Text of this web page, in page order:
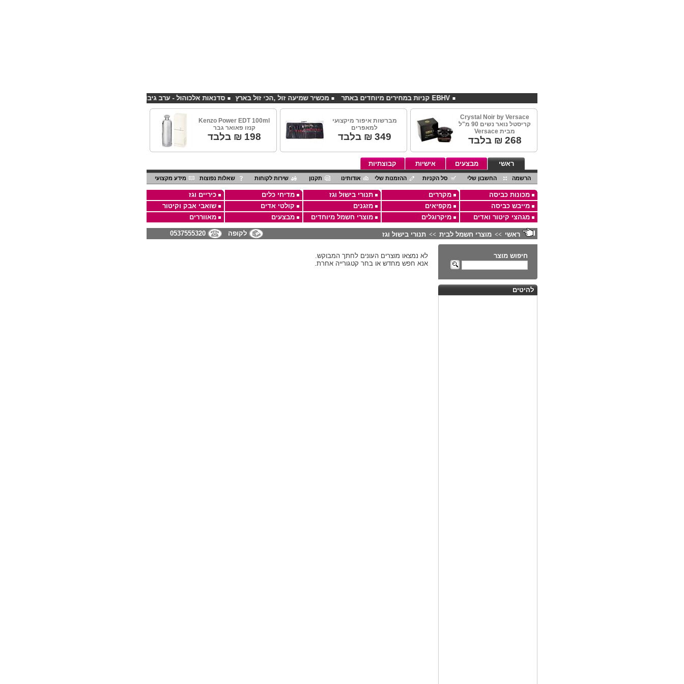
סדנאות אלכוהול - ערב גיבוש לחברות מכשיר שמיעה זול ,הכי זול בארץ EBHV קניות במחירים מיוחדים באתר
Crystal Noir by Versace
קריסטל נואר נשים 90 מ"ל
מבית Versace
268 ₪ בלבד
מברשות איפור מיקצועי
למאפרים
349 ₪ בלבד
Kenzo Power EDT 100ml
קנזו פאואר גבר
198 ₪ בלבד
ראשי מבצעים אישיות קבוצתיות
הרשמה החשבון שלי סל הקניות ההזמנות שלי אודותינו תקנון שירות לקוחות שאלות נפוצות מידע מקצועי
מכונות כביסה מקררים תנורי בישול וגז מדיחי כלים
כיריים וגז
מייבש כביסה
מקפיאים מזגנים קולטי אדים
שואבי אבק וקיטור
מגהצי קיטור ואדים
מיקרוגלים מוצרי חשמל מיוחדים מבצעים מאווררים
ראשי >> מוצרי חשמל לבית >> תנורי בישול וגז לקופה 0537555320
חיפוש מוצר
להיטים
לא נמצאו מוצרים העונים לחתך המבוקש.
אנא חפש מחדש או בחר קטגורייה אחרת.